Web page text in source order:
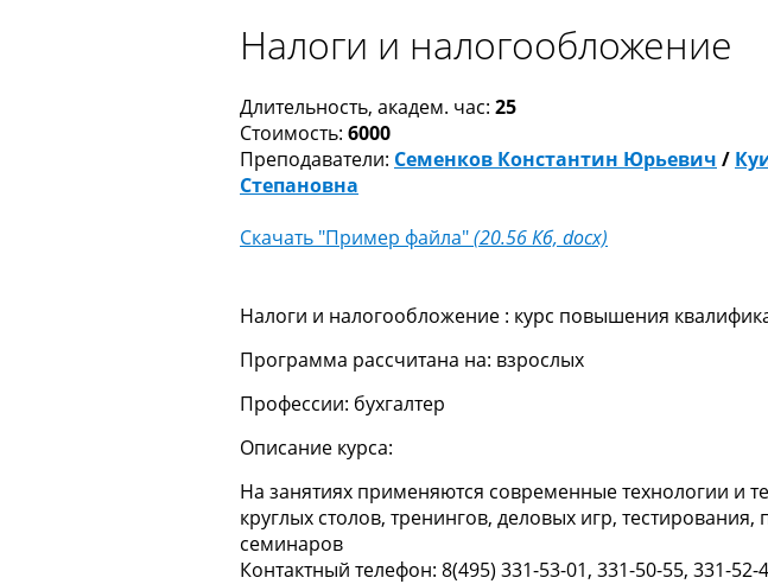
Налоги и налогообложение
Длительность, академ. час: 25
Стоимость: 6000
Преподаватели: Семенков Константин Юрьевич /
Степановна
Скачать "Пример файла"(20.56 Кб, docx)
Налоги и налогообложение : курс повышения
Программа рассчитана на: взрослых
Профессии: бухгалтер
Описание курса:
На занятиях применяются современные технологии и
круглых столов, тренингов, деловых игр,
семинаров
Контактный телефон: 8(495) 331-53-01, 331-50-55, 331-52-